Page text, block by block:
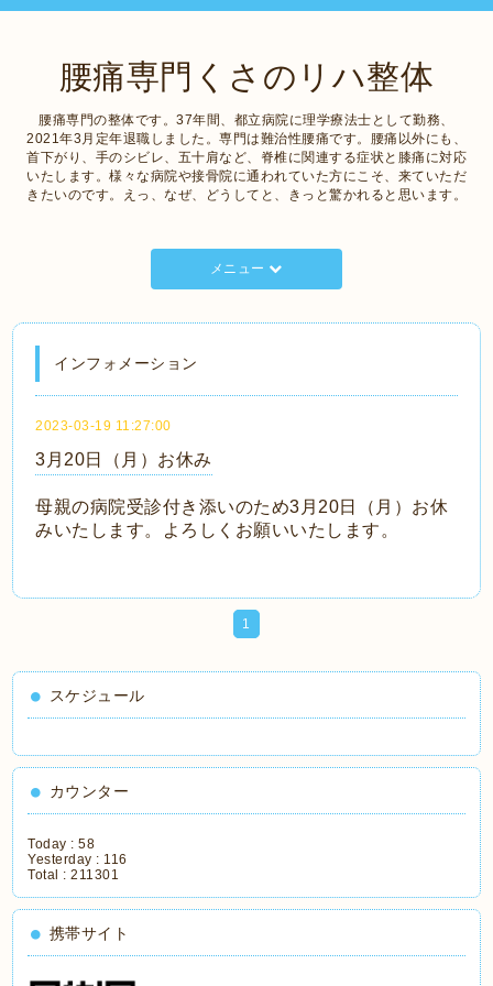
腰痛専門くさのリハ整体
腰痛専門の整体です。37年間、都立病院に理学療法士として勤務、
2021年3月定年退職しました。専門は難治性腰痛です。腰痛以外にも、
首下がり、手のシビレ、五十肩など、脊椎に関連する症状と膝痛に対応
いたします。様々な病院や接骨院に通われていた方にこそ、来ていただ
きたいのです。えっ、なぜ、どうしてと、きっと驚かれると思います。
メニュー
インフォメーション
2023-03-19 11:27:00
3月20日（月）お休み
母親の病院受診付き添いのため3月20日（月）お休
みいたします。よろしくお願いいたします。
1
スケジュール
カウンター
Today :58
Yesterday : 116
Total :211301
携帯サイト